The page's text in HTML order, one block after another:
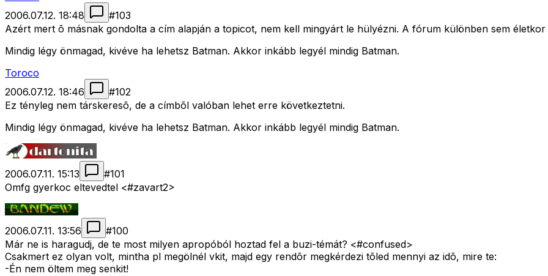
2006.07.12. 18:48
#103
Azért mert õ másnak gondolta a cím alapján a topicot, nem kell mingyárt le hülyézni. A fórum különben sem életkor
Mindig légy önmagad, kivéve ha lehetsz Batman. Akkor inkább legyél mindig Batman.
Toroco
2006.07.12. 18:46
#102
Ez tényleg nem társkeresõ, de a címbõl valóban lehet erre következtetni.
Mindig légy önmagad, kivéve ha lehetsz Batman. Akkor inkább legyél mindig Batman.
2006.07.11. 15:13 #101
Omfg gyerkoc eltevedtel <#zavart2>
2006.07.11. 13:56 #100
Már ne is haragudj, de te most milyen apropóból hoztad fel a buzi-témát? <#confused>
Csakmert ez olyan volt, mintha pl megölnél vkit, majd egy rendõr megkérdezi tõled mennyi az idõ, mire te:
-Én nem öltem meg senkit!